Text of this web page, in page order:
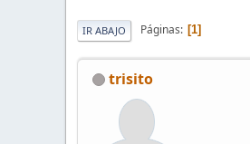
IR ABAJO Páginas 1
trisito